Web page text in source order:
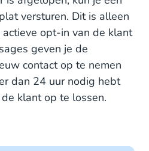
versturen. Dit is alleen
opt-in van de klant
geven je de
contact op te nemen
dan 24 uur nodig hebt
klant op te lossen.